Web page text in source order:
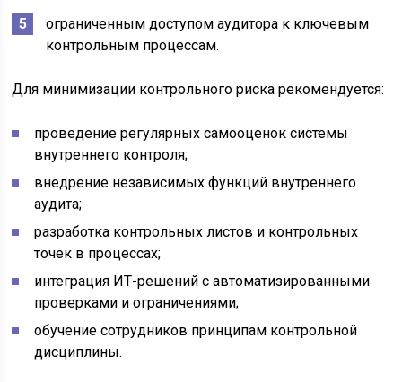
ограниченным доступом аудитора к ключевым
контрольным процессам.
Для минимизации контрольного риска рекомендуется:
проведение регулярных самооценок системы
внутреннего контроля;
внедрение независимых функций внутреннего
аудита;
разработка контрольных листов и контрольных
точек в процессах;
интеграция ИТ-решений с автоматизированными
проверками и ограничениями;
обучение сотрудников принципам контрольной
дисциплины.